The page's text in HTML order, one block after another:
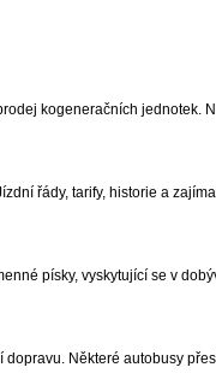
kogeneračních jednotek.
řády, tarify, historie a
písky, vyskytující se v
Některé autobusy